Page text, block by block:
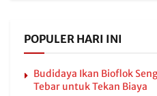
POPULER HARI INI
Budidaya Ikan Bioflok
Tebar untuk Tekan Biaya